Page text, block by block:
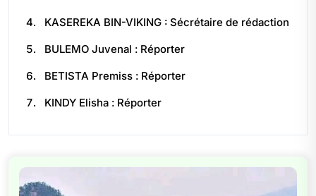
KASEREKA BIN-VIKING : Sécrétaire de rédaction
BULEMO Juvenal : Réporter
BETISTA Premiss : Réporter
KINDY Elisha : Réporter